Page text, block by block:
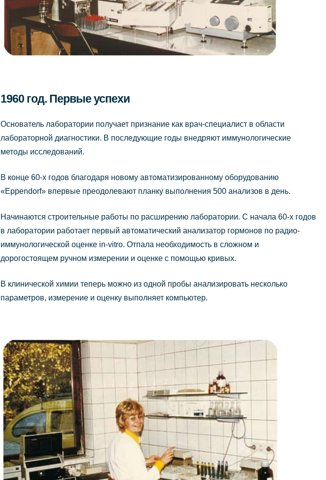
1960 год. Первые успехи
Основатель лаборатории получает признание как врач-специалист в области
лабораторной диагностики. В последующие годы внедряют иммунологические
методы исследований.
В конце 60-х годов благодаря новому автоматизированному оборудованию
«Eppendorf» впервые преодолевают планку выполнения 500 анализов в день.
Начинаются строительные работы по расширению лаборатории. С начала 60-х годов
в лаборатории работает первый автоматический анализатор гормонов по радио-
иммунологической оценке in-vitro. Отпала необходимость в сложном и
дорогостоящем ручном измерении и оценке с помощью кривых.
В клинической химии теперь можно из одной пробы анализировать несколько
параметров, измерение и оценку выполняет компьютер.